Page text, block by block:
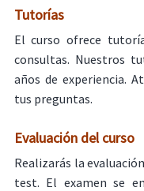
Tutorías
El curso ofrece
consultas. Nuestros
años de experiencia.
tus preguntas.
Evaluación del curso
Realizarás la
test. El examen se